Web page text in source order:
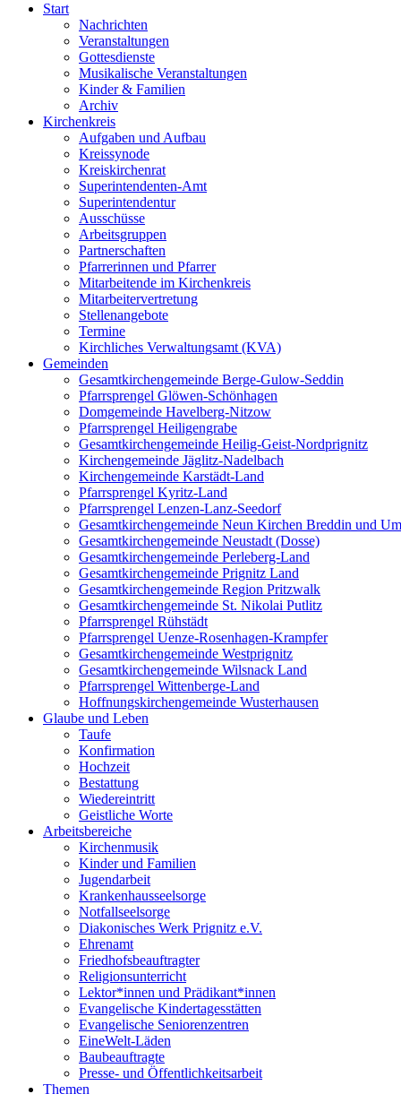
Start
Nachrichten
Veranstaltungen
Gottesdienste
Musikalische Veranstaltungen
Kinder & Familien
Archiv
Kirchenkreis
Aufgaben und Aufbau
Kreissynode
Kreiskirchenrat
Superintendenten-Amt
Superintendentur
Ausschüsse
Arbeitsgruppen
Partnerschaften
Pfarrerinnen und Pfarrer
Mitarbeitende im Kirchenkreis
Mitarbeitervertretung
Stellenangebote
Termine
Kirchliches Verwaltungsamt (KVA)
Gemeinden
Gesamtkirchengemeinde Berge-Gulow-Seddin
Pfarrsprengel Glöwen-Schönhagen
Domgemeinde Havelberg-Nitzow
Pfarrsprengel Heiligengrabe
Gesamtkirchengemeinde Heilig-Geist-Nordprignitz
Kirchengemeinde Jäglitz-Nadelbach
Kirchengemeinde Karstädt-Land
Pfarrsprengel Kyritz-Land
Pfarrsprengel Lenzen-Lanz-Seedorf
Gesamtkirchengemeinde Neun Kirchen Breddin und
Gesamtkirchengemeinde Neustadt (Dosse)
Gesamtkirchengemeinde Perleberg-Land
Gesamtkirchengemeinde Prignitz Land
Gesamtkirchengemeinde Region Pritzwalk
Gesamtkirchengemeinde St. Nikolai Putlitz
Pfarrsprengel Rühstädt
Pfarrsprengel Uenze-Rosenhagen-Krampfer
Gesamtkirchengemeinde Westprignitz
Gesamtkirchengemeinde Wilsnack Land
Pfarrsprengel Wittenberge-Land
Hoffnungskirchengemeinde Wusterhausen
Glaube und Leben
Taufe
Konfirmation
Hochzeit
Bestattung
Wiedereintritt
Geistliche Worte
Arbeitsbereiche
Kirchenmusik
Kinder und Familien
Jugendarbeit
Krankenhausseelsorge
Notfallseelsorge
Diakonisches Werk Prignitz e.V.
Ehrenamt
Friedhofsbeauftragter
Religionsunterricht
Lektor*innen und Prädikant*innen
Evangelische Kindertagesstätten
Evangelische Seniorenzentren
EineWelt-Läden
Baubeauftragte
Presse- und Öffentlichkeitsarbeit
Themen